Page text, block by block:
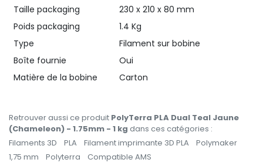
Taille packaging
230 x 210 x 80 mm
Poids packaging
1.4 Kg
Type
Filament sur bobine
Boîte fournie
Oui
Matière de la bobine
Carton
Retrouver aussi ce produit PolyTerra PLA Dual Teal Jaune
(Chameleon) - 1.75mm - 1 kg dans ces catégories :
Filaments 3D
PLA Filament imprimante 3D PLA
Polymaker
1,75 mm
Polyterra Compatible AMS